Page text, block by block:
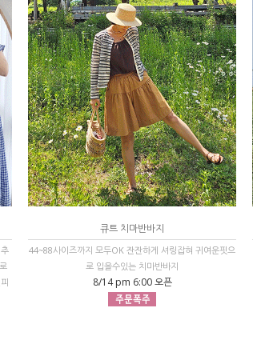
큐트 치마반바지
44~88사이즈까지 모두OK 잔잔하게 셔링잡혀 귀여운핏으
로 입을수있는 치마반바지
8/14 pm 6:00 오픈